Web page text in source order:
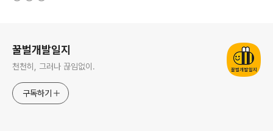
꿀벌개발일지
천천히, 그러나 끊임없이.
구독하기